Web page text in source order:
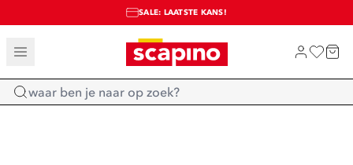
TOT 70% KORTING OP SALE
SALE: LAATSTE KANS!
SHOP NIEUW
Home